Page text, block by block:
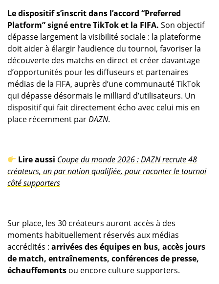
Le dispositif s’inscrit dans l’accord “Preferred
Platform” signé entre TikTok et la FIFA. Son objectif
dépasse largement la visibilité sociale : la plateforme
doit aider à élargir l’audience du tournoi, favoriser la
découverte des matchs en direct et créer davantage
d’opportunités pour les diffuseurs et partenaires
médias de la FIFA, auprès d’une communauté TikTok
qui dépasse désormais le milliard d’utilisateurs. Un
dispositif qui fait directement écho avec celui mis en
place récemment parDAZN.
Lire aussi Coupe du monde 2026 : DAZN recrute 48
créateurs, un par nation qualifiée, pour raconter le tournoi
côté supporters
Sur place, les 30 créateurs auront accès à des
moments habituellement réservés aux médias
accrédités : arrivées des équipes en bus, accès jours
de match, entraînements, conférences de presse,
échauffementsou encore culture supporters.